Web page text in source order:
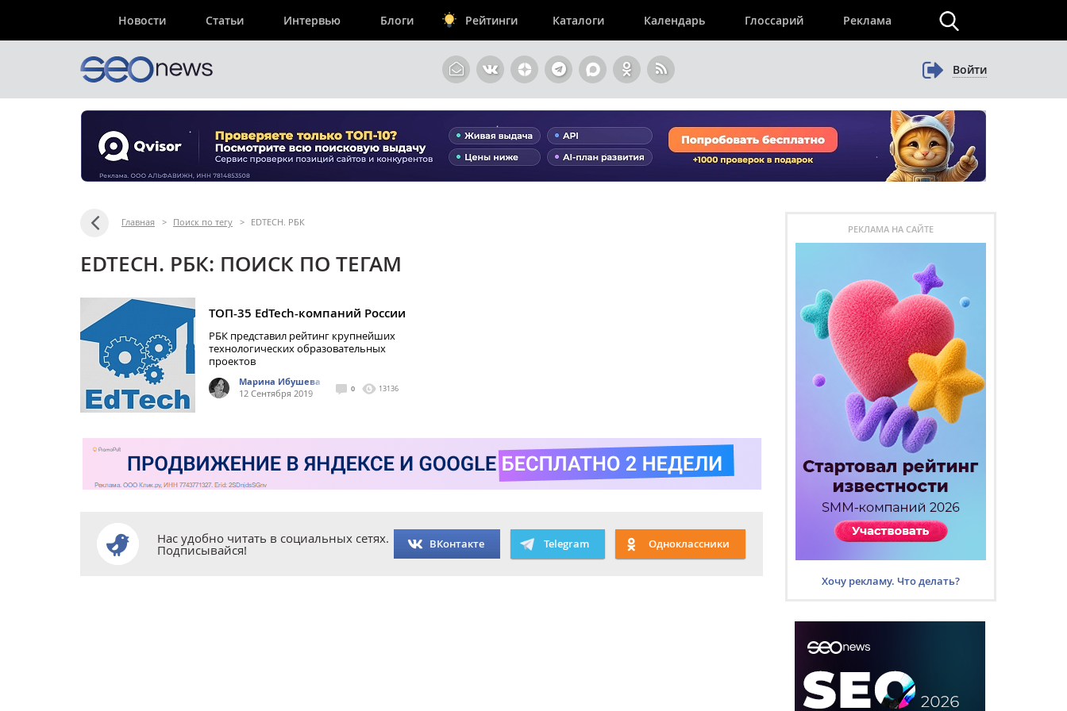
Новости Статьи Интервью Блоги Рейтинги Каталоги Календарь Глоссарий Реклама
Войти
Главная > Поиск по тегу > EDTECH. РБК
EDTECH. РБК: ПОИСК ПО ТЕГАМ
ТОП-35 EdTech-компаний России
РБК представил рейтинг крупнейших
технологических образовательных
проектов
Марина Ибушева
12 Сентября 2019
0 13136
Нас удобно читать в социальных сетях.
Подписывайся! ВКонтакте Telegram Одноклассники
РЕКЛАМА НА САЙТЕ
Хочу рекламу. Что делать?